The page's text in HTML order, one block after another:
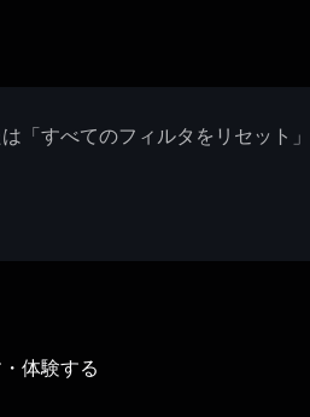
すべてのフィルタをリセット
体験する